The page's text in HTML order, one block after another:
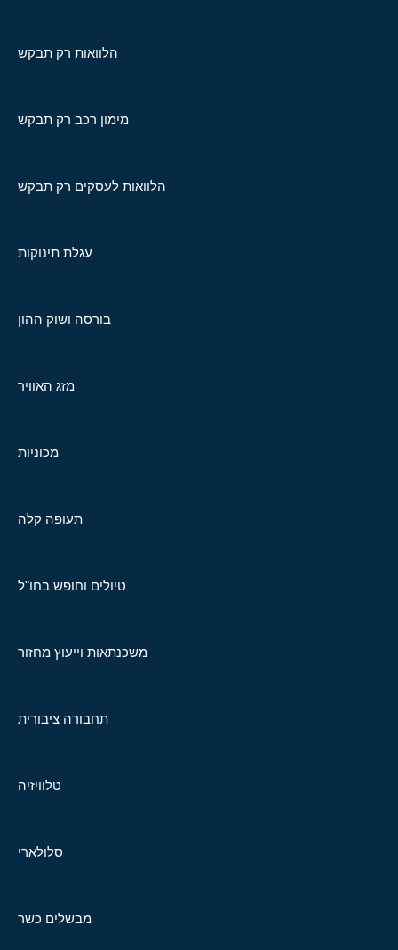
הלוואות רק תבקש
מימון רכב רק תבקש
הלוואות לעסקים רק תבקש
עגלת תינוקות
בורסה ושוק ההון
מזג האוויר
מכוניות
תעופה קלה
טיולים וחופש בחו"ל
משכנתאות וייעוץ מחזור
תחבורה ציבורית
טלוויזיה
סלולארי
מבשלים כשר